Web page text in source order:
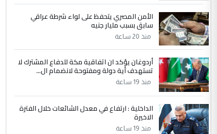
الأمن المصري يتحفظ على لواء شرطة عراقي
سابق بسبب مليار جنيه
منذ 20 ساعة
أردوغان يؤكد ان اتفاقية مكة للدفاع المشترك لا
تستهدف أية دولة ومفتوحة لانضمام ال...
منذ 19 ساعة
الداخلية : ارتفاع في معدل الشائعات خلال الفترة
الاخيرة
منذ 19 ساعة